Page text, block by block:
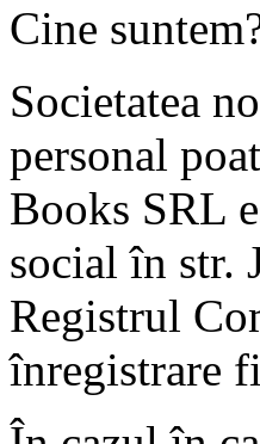
Cine
Societatea
personal
Books SRL
social în str.
Registrul
înregistrare